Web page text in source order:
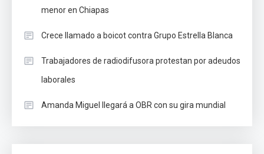
menor en Chiapas
Crece llamado a boicot contra Grupo Estrella Blanca
Trabajadores de radiodifusora protestan por adeudos
laborales
Amanda Miguel llegará a OBR con su gira mundial